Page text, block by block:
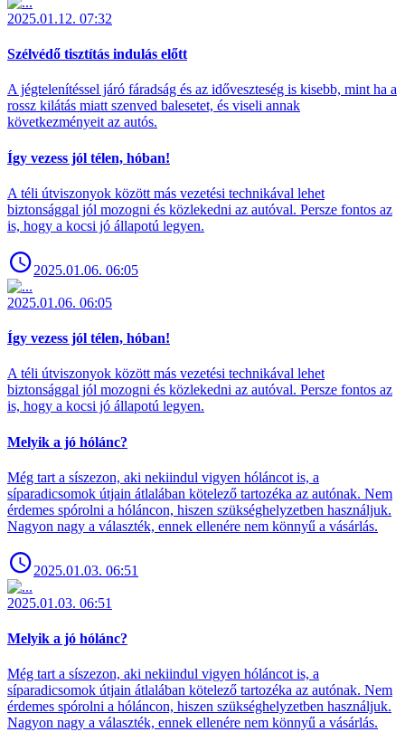
2025.01.12. 07:32
Szélvédő tisztítás indulás előtt
A jégtelenítéssel járó fáradság és az időveszteség is kisebb, mint ha a
rossz kilátás miatt szenved balesetet, és viseli annak
következményeit az autós.
Így vezess jól télen, hóban!
A téli útviszonyok között más vezetési technikával lehet
biztonsággal jól mozogni és közlekedni az autóval. Persze fontos az
is, hogy a kocsi jó állapotú legyen.
2025.01.06. 06:05
2025.01.06. 06:05
Így vezess jól télen, hóban!
A téli útviszonyok között más vezetési technikával lehet
biztonsággal jól mozogni és közlekedni az autóval. Persze fontos az
is, hogy a kocsi jó állapotú legyen.
Melyik a jó hólánc?
Még tart a síszezon, aki nekiindul vigyen hóláncot is, a
síparadicsomok útjain átlalában kötelező tartozéka az autónak. Nem
érdemes spórolni a hóláncon, hiszen szükséghelyzetben használjuk.
Nagyon nagy a választék, ennek ellenére nem könnyű a vásárlás.
2025.01.03. 06:51
2025.01.03. 06:51
Melyik a jó hólánc?
Még tart a síszezon, aki nekiindul vigyen hóláncot is, a
síparadicsomok útjain átlalában kötelező tartozéka az autónak. Nem
érdemes spórolni a hóláncon, hiszen szükséghelyzetben használjuk.
Nagyon nagy a választék, ennek ellenére nem könnyű a vásárlás.